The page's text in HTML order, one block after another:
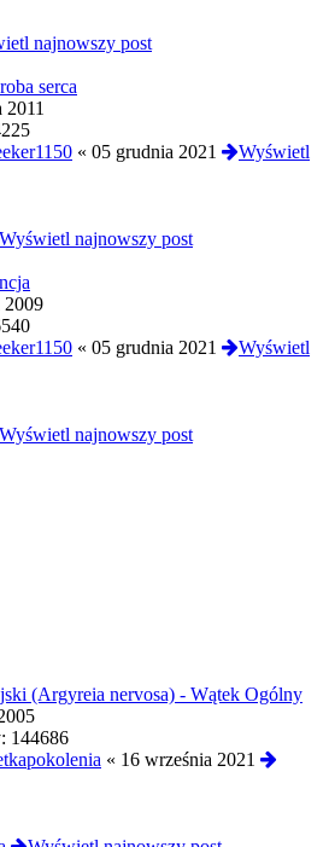
najnowszy post
serca
2011
« 05 grudnia 2021
Wyświetl
Wyświetl najnowszy post
2009
« 05 grudnia 2021
Wyświetl
Wyświetl najnowszy post
(Argyreia nervosa) - Wątek Ogólny
144686
« 16 września 2021